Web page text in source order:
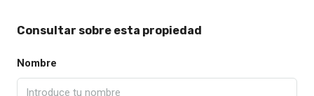
Consultar sobre esta propiedad
Nombre